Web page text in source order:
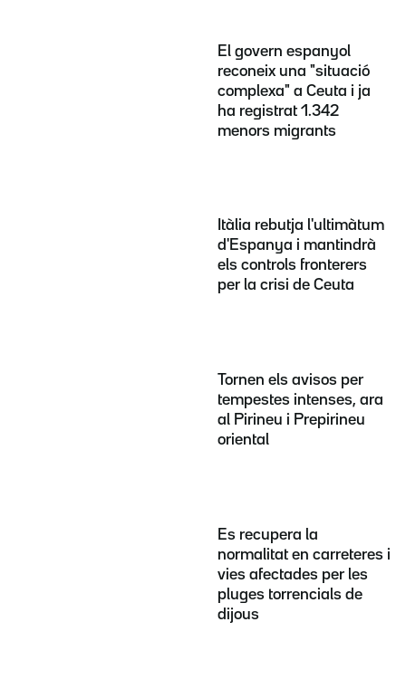
El govern espanyol
reconeix una "situació
complexa" a Ceuta i ja
ha registrat 1.342
menors migrants
Itàlia rebutja l'ultimàtum
d'Espanya i mantindrà
els controls fronterers
per la crisi de Ceuta
Tornen els avisos per
tempestes intenses, ara
al Pirineu i Prepirineu
oriental
Es recupera la
normalitat en carreteres i
vies afectades per les
pluges torrencials de
dijous